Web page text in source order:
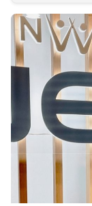
INDONESIA
Partner
Insight
NTB
Suara
Time
Lens
IDN
Daily
Jogja
Jalan
Rakyat
Idealita
News
Notice
Radar
Baru
Seedbacklink
Follow
Kabarbaru